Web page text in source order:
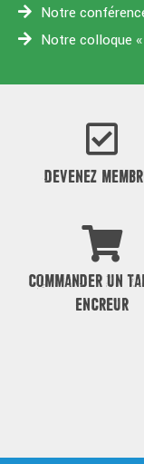
Notre
Notre colloque
DEVENEZ
COMMANDER UN
ENCREUR